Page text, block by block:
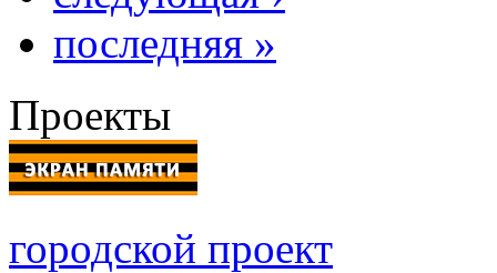
последняя »
Проекты
городской проект